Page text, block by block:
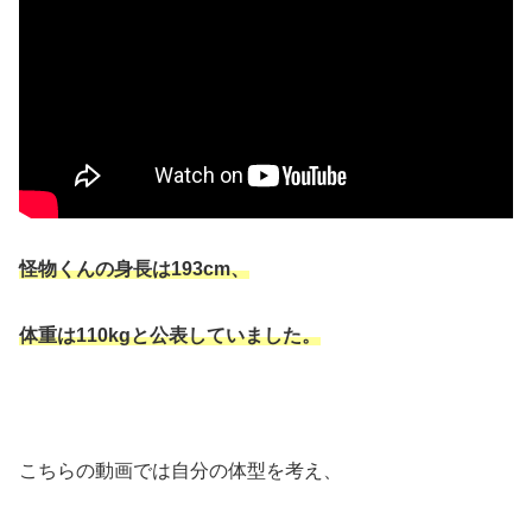
怪物くんの身長は193cm、
体重は110kgと公表していました。
こちらの動画では自分の体型を考え、